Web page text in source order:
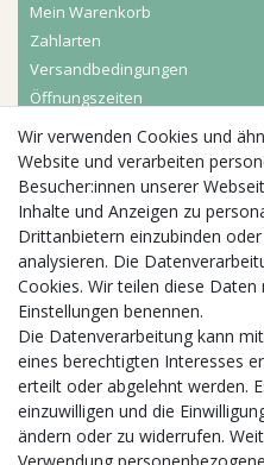
Mein Warenkorb
Zahlarten
Versandbedingungen
Öffnungszeiten
Aktuelles
Busgruppen
Kindergeburtstage
Kindergartenausflug
Schulklassenausflug
Zwillingsrabatt
Wir verwenden Cookies und
Website und verarbeiten
Besucher:innen unserer
Inhalte und Anzeigen zu
Drittanbietern einzubinden
analysieren. Die
Cookies. Wir teilen diese
Einstellungen benennen.
Die Datenverarbeitung kann
eines berechtigten Interesses
erteilt oder abgelehnt werden.
einzuwilligen und die
ändern oder zu widerrufen.